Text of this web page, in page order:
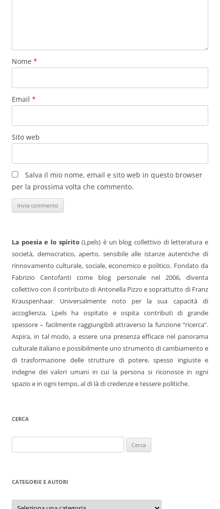
Nome *
Email *
Sito web
Salva il mio nome, email e sito web in questo browser
per la prossima volta che commento.
La poesia e lo spirito(Lpels) è un blog collettivo di letteratura e
società, democratico, aperto, sensibile alle istanze autentiche di
rinnovamento culturale, sociale, economico e politico. Fondato da
Fabrizio Centofanti come blog personale nel 2006, diventa
collettivo con il contributo di Antonella Pizzo e soprattutto di Franz
Krauspenhaar. Universalmente noto per la sua capacità di
accoglienza, Lpels ha ospitato e ospita contributi di grande
spessore – facilmente raggiungibili attraverso la funzione “ricerca”.
Aspira, in tal modo, a essere una presenza efficace nel panorama
culturale italiano e possibilmente uno strumento di cambiamento e
di trasformazione delle strutture di potere, spesso ingiuste e
indegne dei valori umani in cui la persona si riconosce in ogni
spazio e in ogni tempo, al di là di credenze e tessere politiche.
CERCA
per:
CATEGORIE E AUTORI
Categorie